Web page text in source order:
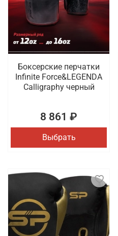
Боксерские перчатки
Infinite Force&LEGENDA
Calligraphy черный
8 861 ₽
Выбрать